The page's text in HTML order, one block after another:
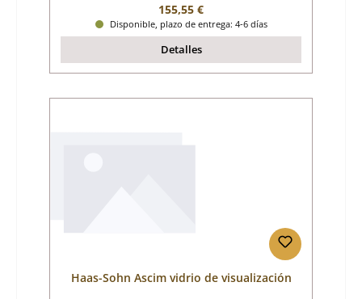
Precio normal:
155,55 €
Disponible, plazo de entrega: 4-6 días
Detalles
Haas-Sohn Ascim vidrio de visualización